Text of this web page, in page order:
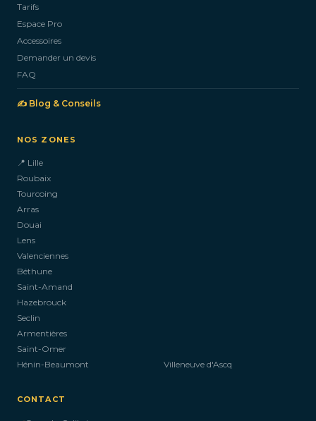
Tarifs
Espace Pro
Accessoires
Demander un devis
FAQ
✍️ Blog & Conseils
NOS ZONES
📍 Lille
Roubaix
Tourcoing
Arras
Douai
Lens
Valenciennes
Béthune
Saint-Amand
Hazebrouck
Seclin
Armentières
Saint-Omer
Hénin-Beaumont
Villeneuve d'Ascq
CONTACT